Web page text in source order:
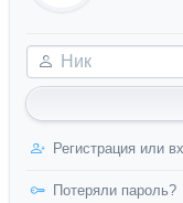
Ник
Регистрация или
Потеряли пароль?